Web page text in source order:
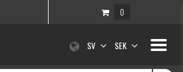
0
Toggle
SV SEK